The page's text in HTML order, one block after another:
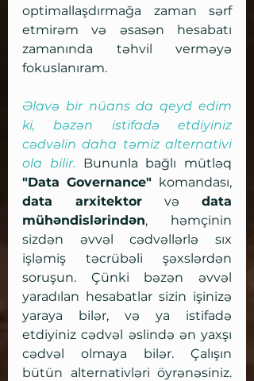
optimallaşdırmağa zaman sərf
etmirəm və əsasən hesabatı
zamanında təhvil verməyə
fokuslanıram.
Əlavə bir nüans da qeyd edim
ki, bəzən istifadə etdiyiniz
cədvəlin daha təmiz alternativi
ola bilir.
"Data Governance"
data arxitektor və data
mühəndislərindən, həmçinin
sizdən əvvəl cədvəllərlə sıx
işləmiş təcrübəli şəxslərdən
soruşun. Çünki bəzən əvvəl
yaradılan hesabatlar sizin işinizə
yaraya bilər, və ya istifadə
etdiyiniz cədvəl əslində ən yaxşı
cədvəl olmaya bilər. Çalışın
bütün alternativləri öyrənəsiniz.